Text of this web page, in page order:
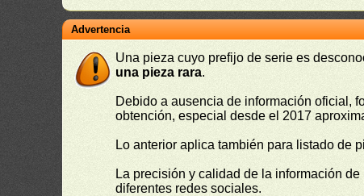
Advertencia
Una pieza cuyo prefijo de serie es
una pieza rara.
Debido a ausencia de información oficial,
obtención, especial desde el 2017
Lo anterior aplica también para listado de
La precisión y calidad de la información
diferentes redes sociales.